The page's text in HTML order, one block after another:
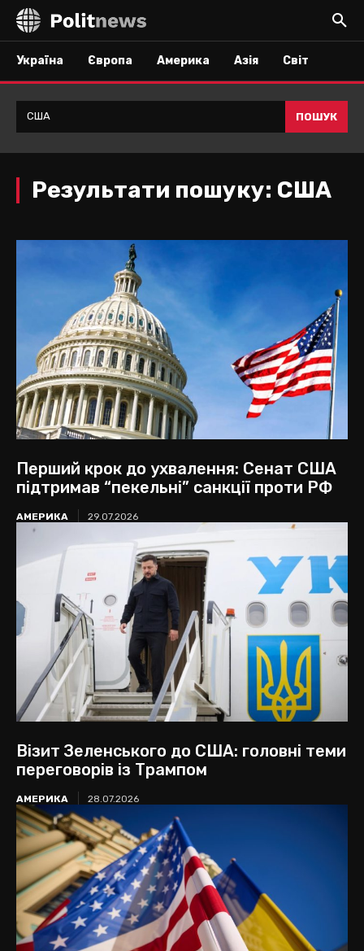
Україна Європа Америка Азія Світ
ПОШУК
Результати пошуку: США
Перший крок до ухвалення: Сенат США
підтримав “пекельні” санкції проти РФ
АМЕРИКА 29.07.2026
Візит Зеленського до США: головні теми
переговорів із Трампом
АМЕРИКА 28.07.2026